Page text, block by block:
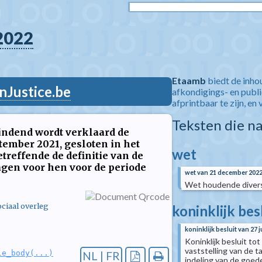
wordt verklaard de
2021, gesloten in het
de definitie van de
voor hen voor de periode
overleg
NL | FR
Etaamb biedt de
afkondigings- en
afprintbaar te zijn, en
Teksten die
wet
wet van 21 december 2022
Wet houdende
koninklijk
koninklijk besluit van 27
Koninklijk besluit tot
vaststelling van de
indeling van de